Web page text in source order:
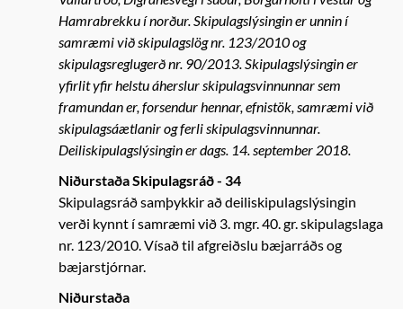
Hamrabrekku í norður. Skipulagslýsingin er unnin í
samræmi við skipulagslög nr. 123/2010 og
skipulagsreglugerð nr. 90/2013. Skipulagslýsingin er
yfirlit yfir helstu áherslur skipulagsvinnunnar sem
framundan er, forsendur hennar, efnistök, samræmi við
skipulagsáætlanir og ferli skipulagsvinnunnar.
Deiliskipulagslýsingin er dags. 14. september 2018.
Niðurstaða Skipulagsráð - 34
Skipulagsráð samþykkir að deiliskipulagslýsingin
verði kynnt í samræmi við 3. mgr. 40. gr. skipulagslaga
nr. 123/2010. Vísað til afgreiðslu bæjarráðs og
bæjarstjórnar.
Niðurstaða